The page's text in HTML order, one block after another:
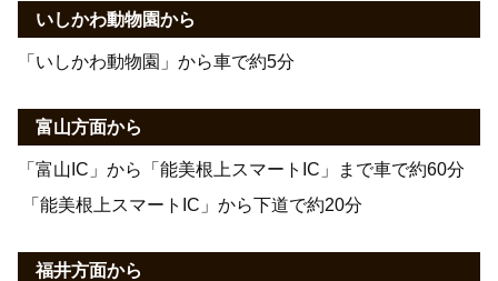
いしかわ動物園から
「いしかわ動物園」から車で約5分
富山方面から
「富山IC」から「能美根上スマートIC」まで車で約60分
「能美根上スマートIC」から下道で約20分
福井方面から